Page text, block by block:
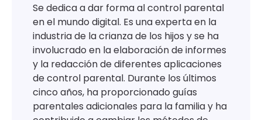
Se dedica a dar forma al control parental
en el mundo digital. Es una experta en la
industria de la crianza de los hijos y se ha
involucrado en la elaboración de informes
y la redacción de diferentes aplicaciones
de control parental. Durante los últimos
cinco años, ha proporcionado guías
parentales adicionales para la familia y ha